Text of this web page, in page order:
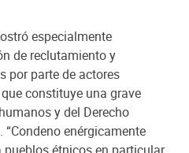
especialmente
de reclutamiento y
por parte de actores
constituye una grave
y del Derecho
enérgicamente